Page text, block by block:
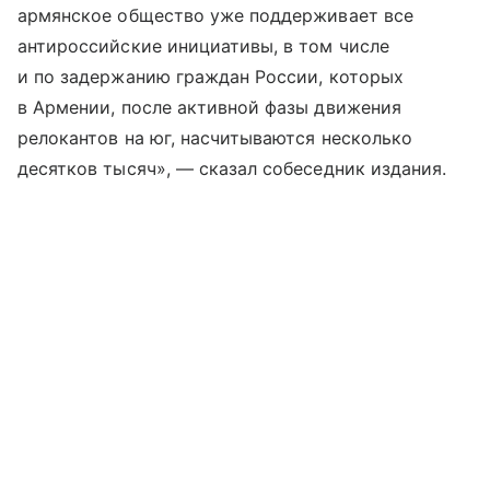
армянское общество уже поддерживает все
антироссийские инициативы, в том числе
и по задержанию граждан России, которых
в Армении, после активной фазы движения
релокантов на юг, насчитываются несколько
десятков тысяч», — сказал собеседник издания.